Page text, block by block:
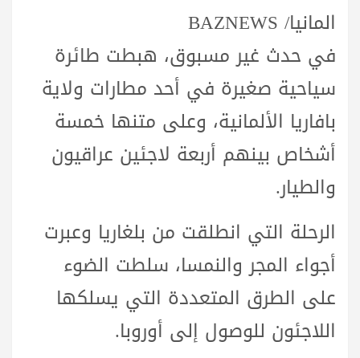
المانيا/ BAZNEWS
في حدث غير مسبوق، هبطت طائرة
سياحية صغيرة في أحد مطارات ولاية
بافاريا الألمانية، وعلى متنها خمسة
أشخاص بينهم أربعة لاجئين عراقيون
والطيار.
الرحلة التي انطلقت من بلغاريا وعبرت
أجواء المجر والنمسا، سلطت الضوء
على الطرق المتعددة التي يسلكها
اللاجئون للوصول إلى أوروبا.